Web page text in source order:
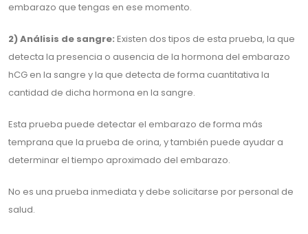
embarazo que tengas en ese momento.
2) Análisis de sangre: Existen dos tipos de esta prueba, la que
detecta la presencia o ausencia de la hormona del embarazo
hCG en la sangre y la que detecta de forma cuantitativa la
cantidad de dicha hormona en la sangre.
Esta prueba puede detectar el embarazo de forma más
temprana que la prueba de orina, y también puede ayudar a
determinar el tiempo aproximado del embarazo.
No es una prueba inmediata y debe solicitarse por personal de
salud.